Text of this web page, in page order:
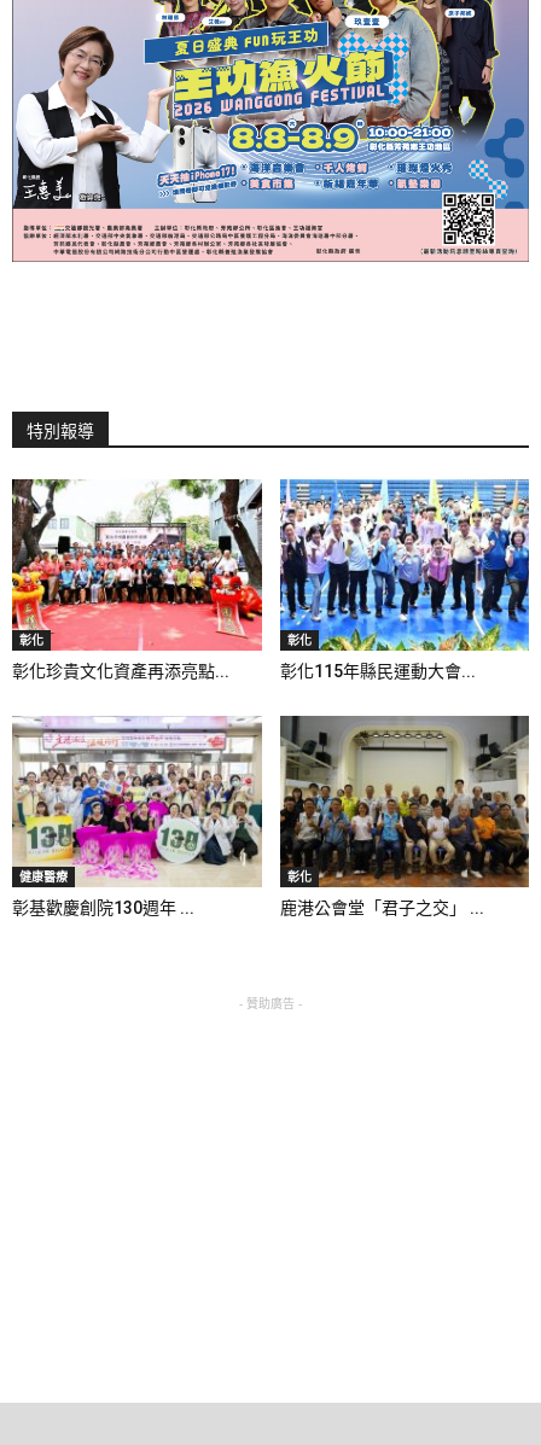
特別報導
彰化
彰化珍貴文化資產再添亮點...
彰化
彰化115年縣民運動大會...
健康醫療
彰基歡慶創院130週年 ...
彰化
鹿港公會堂「君子之交」 ...
- 贊助廣告 -